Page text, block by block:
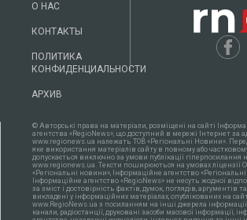
О НАС
КОНТАКТЫ
ПОЛИТИКА
КОНФИДЕНЦИАЛЬНОСТИ
АРХИВ
© Авторські права на матеріали, розміщені на сайті
агентства «RegioNews», що доступний в мережі Інтернет за
www.regionews.ua належать ТОВ «Регіональні Новини».
яке використання матеріалів сайту в повному або
допускається виключно за умови публікації гіперпосилання
www.regionews.ua. Тексти поширюються нa умовах ліцензії
«Регіональні новини», Інформаційне агентство
Інформаційне агентство «RegioNews» не несуть жодної
за зміст і достовірність фактів, думок, поглядів, аргументів
викладені у інформаційних матеріалах, опублікованих на
www.RegioNews.ua з посиланням на інші джерела інформації
канали, радіостанції, друковані засоби масової інформації,